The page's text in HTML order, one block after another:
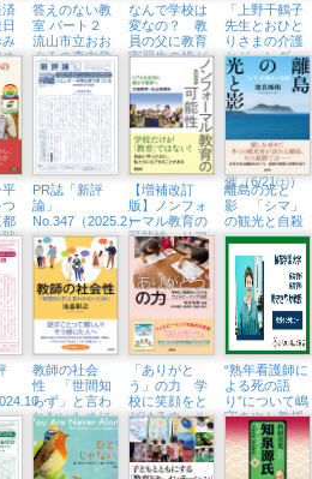
済
み
め
答えのない教
室 パート２
流山市立おお
ぐろの森中学
校での教育実
践
なんで学校は
変なの？ 教
員の父に教育
実習生の娘が
ストレートな
質問！
「上野千鶴子
先生とおひと
りさまの介護
とジェンダー
について語ろ
う『比較福祉
社会学の展
開』から」紀
宿本店でトー
クイベント開
催（6/21㈯）
平
戦
PR誌「新評
論」
No.347（2025.2）
【増補改訂
版】ノンフォ
ーマル教育の
可能性 リア
ルな生活に根
ざす教育へ
離島の光と
影 「シマ」
の観光と自殺
・
教師の社会
性 「世間知
らず」と言わ
れないために
「ありがと
う」の力 学
校に笑顔をと
どけるウェル
ビーイング日
記
“熟年看護師に
よる死の語
り”について嶋
守さやか教授
がインタビュ
ーに